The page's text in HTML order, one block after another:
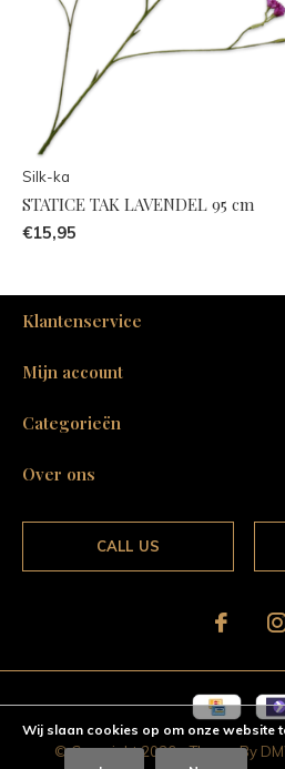
Silk-ka
STATICE TAK LAVENDEL 95 cm
€15,95
Klantenservice
Mijn account
Categorieën
Over ons
CALL US
© Copyright2026- Theme By
Wij slaan cookies op om onze website